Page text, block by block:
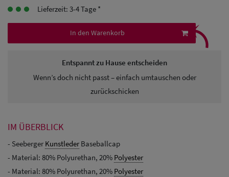
Herren
Baseball Cpas
Herren UV-
Schutz Caps
Herren
Snapback Caps
Lieferzeit: 3-4 Tage *
In den Warenkorb
Entspannt zu Hause entscheiden
Wenn’s doch nicht passt – einfach umtauschen oder
zurückschicken
⤹
IM ÜBERBLICK
- Seeberger Kunstleder Baseballcap
- Material: 80% Polyurethan, 20% Polyester
- Material: 80% Polyurethan, 20% Polyester